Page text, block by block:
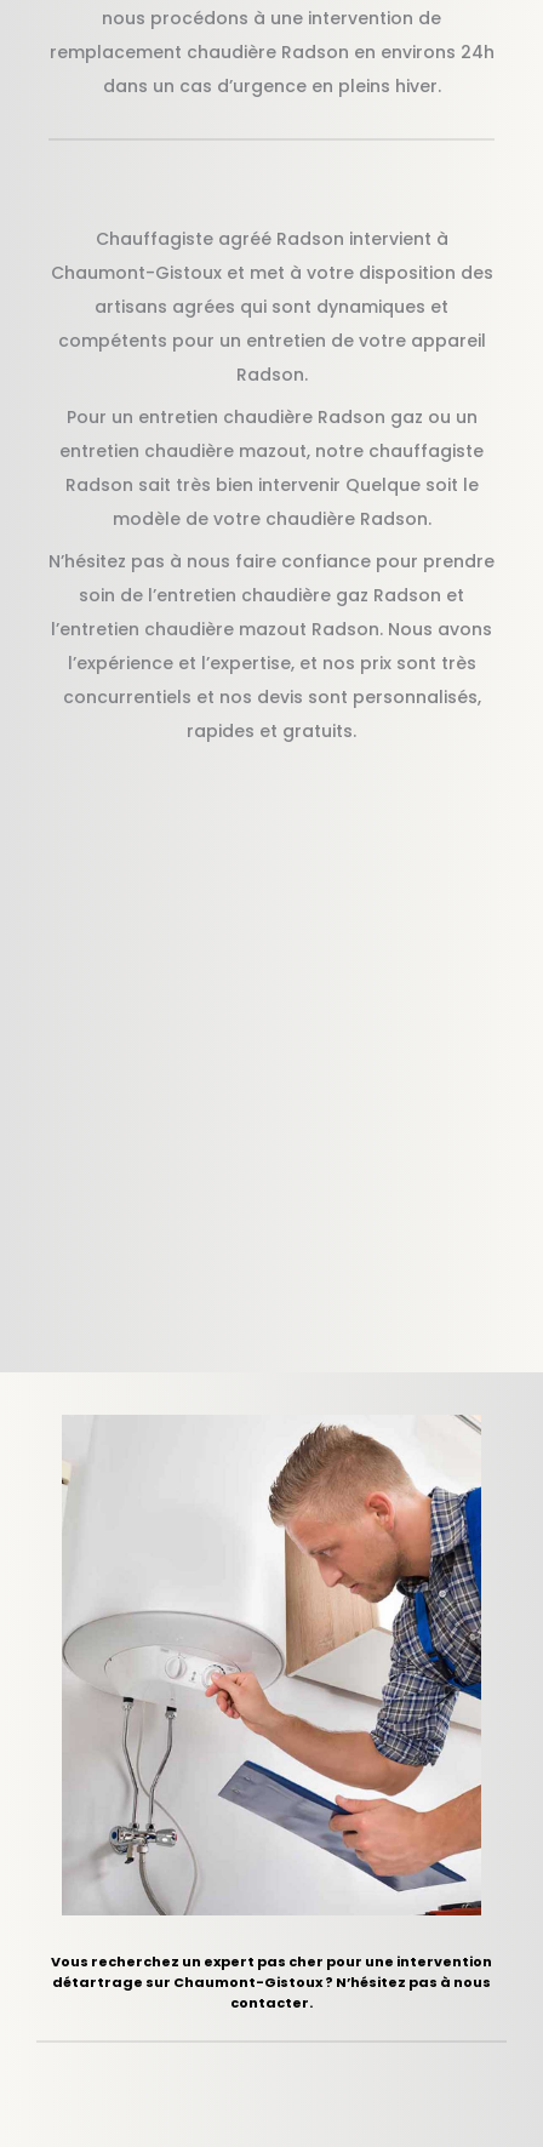
nous procédons à une intervention de
remplacement chaudière Radson en environs 24h
dans un cas d’urgence en pleins hiver.
Chauffagiste agréé Radson intervient à
Chaumont-Gistoux et met à votre disposition des
artisans agrées qui sont dynamiques et
compétents pour un entretien de votre appareil
Radson.
Pour un entretien chaudière Radson gaz ou un
entretien chaudière mazout, notre chauffagiste
Radson sait très bien intervenir Quelque soit le
modèle de votre chaudière Radson.
N’hésitez pas à nous faire confiance pour prendre
soin de l’entretien chaudière gaz Radson et
l’entretien chaudière mazout Radson. Nous avons
l’expérience et l’expertise, et nos prix sont très
concurrentiels et nos devis sont personnalisés,
rapides et gratuits.
Vous recherchez un expert pas cher pour une intervention
détartrage sur Chaumont-Gistoux ? N’hésitez pas à nous
contacter.